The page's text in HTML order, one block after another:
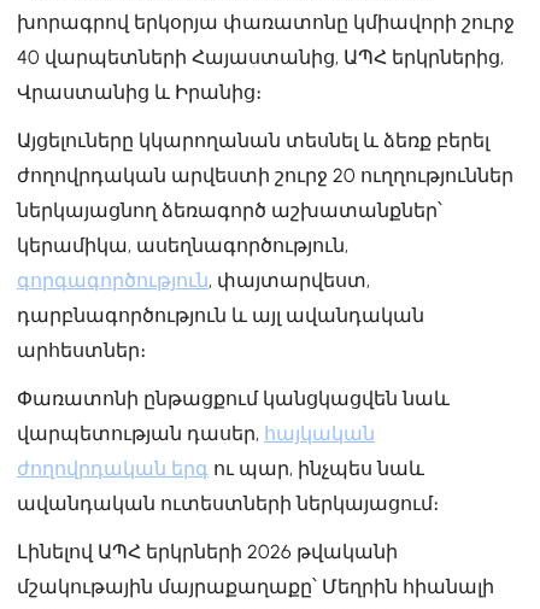
խորագրով երկօրյա փառատոնը կմիավորի շուրջ
40 վարպետների Հայաստանից, ԱՊՀ երկրներից,
Վրաստանից և Իրանից։
Այցելուները կկարողանան տեսնել և ձեռք բերել
ժողովրդական արվեստի շուրջ 20 ուղղություններ
ներկայացնող ձեռագործ աշխատանքներ՝
կերամիկա, ասեղնագործություն,
գորգագործություն, փայտարվեստ,
դարբնագործություն և այլ ավանդական
արհեստներ։
Փառատոնի ընթացքում կանցկացվեն նաև
վարպետության դասեր, հայկական
ժողովրդական երգ ու պար, ինչպես նաև
ավանդական ուտեստների ներկայացում։
Լինելով ԱՊՀ երկրների 2026 թվականի
մշակութային մայրաքաղաքը՝ Մեղրին հիանալի